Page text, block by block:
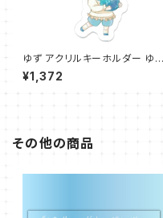
ゆず アクリルキーホルダー ゆめ
のかけら
¥1,372
その他の商品